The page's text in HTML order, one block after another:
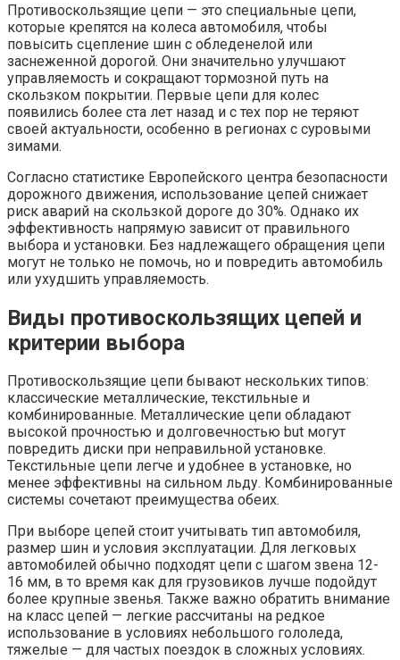
Противоскользящие цепи — это специальные цепи,
которые крепятся на колеса автомобиля, чтобы
повысить сцепление шин с обледенелой или
заснеженной дорогой. Они значительно улучшают
управляемость и сокращают тормозной путь на
скользком покрытии. Первые цепи для колес
появились более ста лет назад и с тех пор не теряют
своей актуальности, особенно в регионах с суровыми
зимами.
Согласно статистике Европейского центра безопасности
дорожного движения, использование цепей снижает
риск аварий на скользкой дороге до 30%. Однако их
эффективность напрямую зависит от правильного
выбора и установки. Без надлежащего обращения цепи
могут не только не помочь, но и повредить автомобиль
или ухудшить управляемость.
Виды противоскользящих цепей и
критерии выбора
Противоскользящие цепи бывают нескольких типов:
классические металлические, текстильные и
комбинированные. Металлические цепи обладают
высокой прочностью и долговечностью but могут
повредить диски при неправильной установке.
Текстильные цепи легче и удобнее в установке, но
менее эффективны на сильном льду. Комбинированные
системы сочетают преимущества обеих.
При выборе цепей стоит учитывать тип автомобиля,
размер шин и условия эксплуатации. Для легковых
автомобилей обычно подходят цепи с шагом звена 12-
16 мм, в то время как для грузовиков лучше подойдут
более крупные звенья. Также важно обратить внимание
на класс цепей — легкие рассчитаны на редкое
использование в условиях небольшого гололеда,
тяжелые — для частых поездок в сложных условиях.